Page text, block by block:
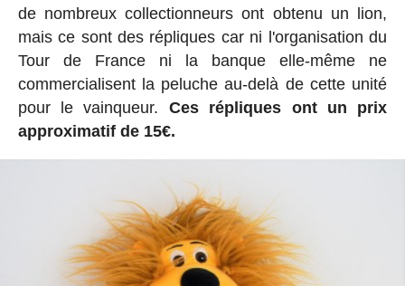
de nombreux collectionneurs ont obtenu un lion,
mais ce sont des répliques car ni l'organisation du
Tour de France ni la banque elle-même ne
commercialisent la peluche au-delà de cette unité
pour le vainqueur. Ces répliques ont un prix
approximatif de 15€.